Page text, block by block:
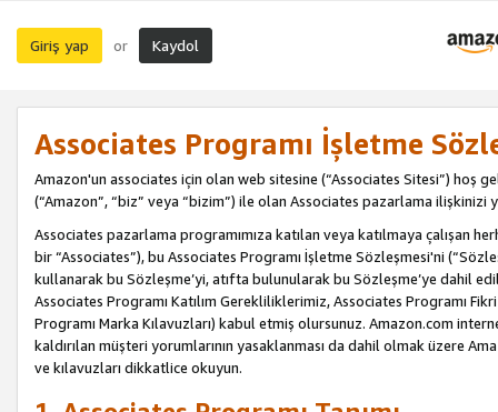
Giriş yap or Kaydol
Associates Programı İşletme
Amazon'un associates için olan web sitesine (“Associates Sitesi”) hoş
(“Amazon”, “biz” veya “bizim”) ile olan Associates pazarlama ilişkinizi
Associates pazarlama programımıza katılan veya katılmaya çalışan
bir “Associates”), bu Associates Programı İşletme Sözleşmesi'ni
kullanarak bu Sözleşme’yi, atıfta bulunularak bu Sözleşme’ye dahil
Associates Programı Katılım Gerekliliklerimiz, Associates Programı
Programı Marka Kılavuzları) kabul etmiş olursunuz. Amazon.com
kaldırılan müşteri yorumlarının yasaklanması da dahil olmak üzere
ve kılavuzları dikkatlice okuyun.